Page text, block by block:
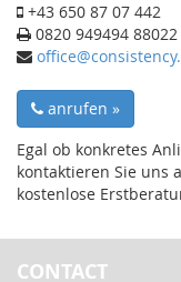
+43 650 87 07 442
0820 949494 88022
anrufen »
Egal ob konkretes
kontaktieren Sie uns
kostenlose
CONTACT